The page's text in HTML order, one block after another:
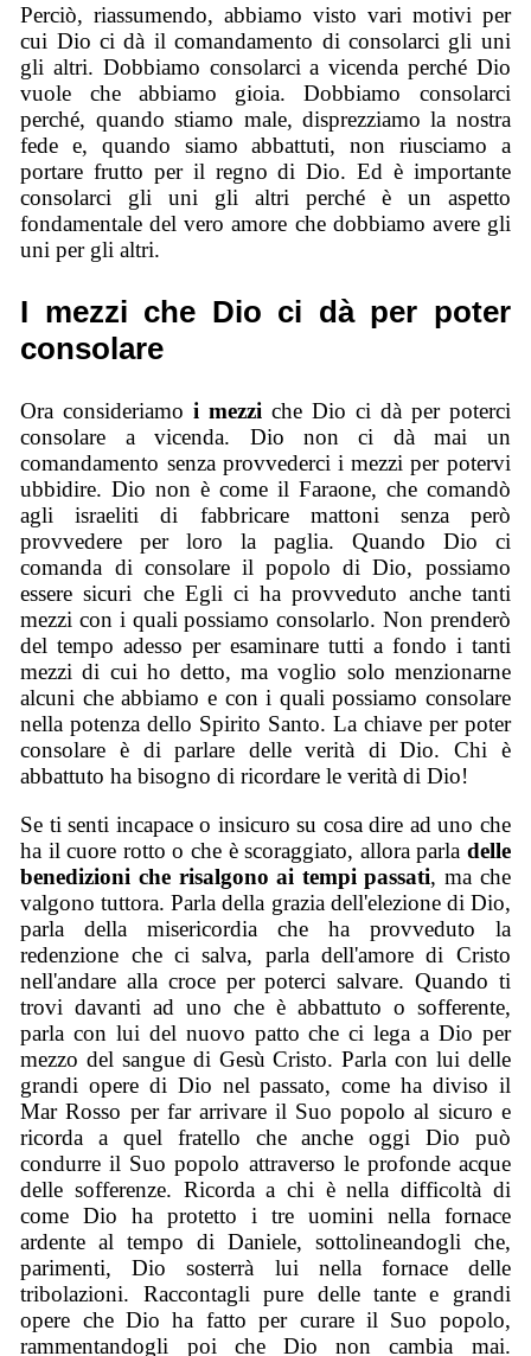
Perciò, riassumendo, abbiamo visto vari motivi per
cui Dio ci dà il comandamento di consolarci gli uni
gli altri. Dobbiamo consolarci a vicenda perché Dio
vuole che abbiamo gioia. Dobbiamo consolarci
perché, quando stiamo male, disprezziamo la nostra
fede e, quando siamo abbattuti, non riusciamo a
portare frutto per il regno di Dio. Ed è importante
consolarci gli uni gli altri perché è un aspetto
fondamentale del vero amore che dobbiamo avere gli
uni per gli altri.
I mezzi che Dio ci dà per poter
consolare
Ora consideriamoi mezziche Dio ci dà per poterci
consolare a vicenda. Dio non ci dà mai un
comandamento senza provvederci i mezzi per potervi
ubbidire. Dio non è come il Faraone, che comandò
agli israeliti di fabbricare mattoni senza però
provvedere per loro la paglia. Quando Dio ci
comanda di consolare il popolo di Dio, possiamo
essere sicuri che Egli ci ha provveduto anche tanti
mezzi con i quali possiamo consolarlo. Non prenderò
del tempo adesso per esaminare tutti a fondo i tanti
mezzi di cui ho detto, ma voglio solo menzionarne
alcuni che abbiamo e con i quali possiamo consolare
nella potenza dello Spirito Santo. La chiave per poter
consolare è di parlare delle verità di Dio. Chi è
abbattuto ha bisogno di ricordare le verità di Dio!
Se ti senti incapace o insicuro su cosa dire ad uno che
ha il cuore rotto o che è scoraggiato, allora parla delle
benedizioni che risalgono ai tempi passati, ma che
valgono tuttora. Parla della grazia dell'elezione di Dio,
parla della misericordia che ha provveduto la
redenzione che ci salva, parla dell'amore di Cristo
nell'andare alla croce per poterci salvare. Quando ti
trovi davanti ad uno che è abbattuto o sofferente,
parla con lui del nuovo patto che ci lega a Dio per
mezzo del sangue di Gesù Cristo. Parla con lui delle
grandi opere di Dio nel passato, come ha diviso il
Mar Rosso per far arrivare il Suo popolo al sicuro e
ricorda a quel fratello che anche oggi Dio può
condurre il Suo popolo attraverso le profonde acque
delle sofferenze. Ricorda a chi è nella difficoltà di
come Dio ha protetto i tre uomini nella fornace
ardente al tempo di Daniele, sottolineandogli che,
parimenti, Dio sosterrà lui nella fornace delle
tribolazioni. Raccontagli pure delle tante e grandi
opere che Dio ha fatto per curare il Suo popolo,
rammentandogli poi che Dio non cambia mai.